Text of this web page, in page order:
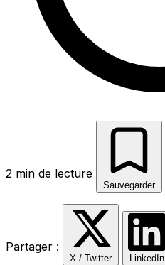
2 min de lecture
Sauvegarder
Partager :
X / Twitter LinkedIn